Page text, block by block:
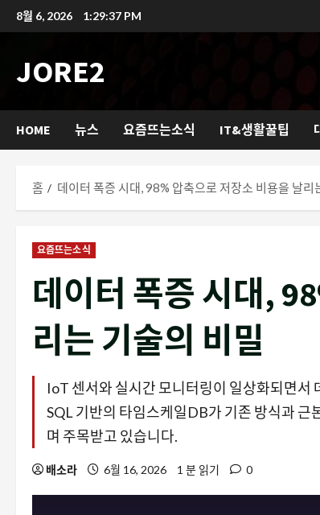
텐
8월 6, 2026 1:29:38 PM
JORE2
HOME 뉴스 요즘뜨는소식 IT&생활꿀팁
홈 데이터 폭증 시대, 98% 압축으로 저장소 비용을 날리
요즘뜨는소식
데이터 폭증 시대,
리는 기술의 비밀
IoT 센서와 실시간 모니터링이 일상화되면서
SQL 기반의 타임스케일DB가 기존 방식과 근
며 주목받고 있습니다.
배소라 6월 16, 2026 1 분 읽기 0